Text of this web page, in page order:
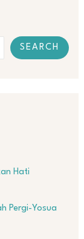
SEARCH
Hati
Pergi-Yosua